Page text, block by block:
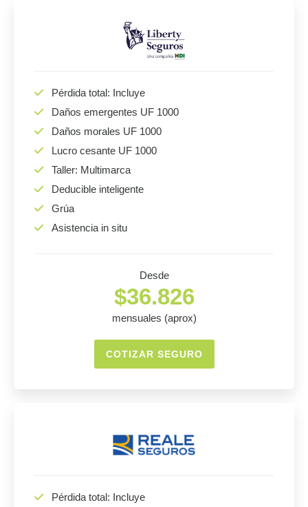
Pérdida total: Incluye
Daños emergentes UF 1000
Daños morales UF 1000
Lucro cesante UF 1000
Taller: Multimarca
Deducible inteligente
Grúa
Asistencia in situ
Desde
$36.826
mensuales (aprox)
COTIZAR SEGURO
Pérdida total: Incluye